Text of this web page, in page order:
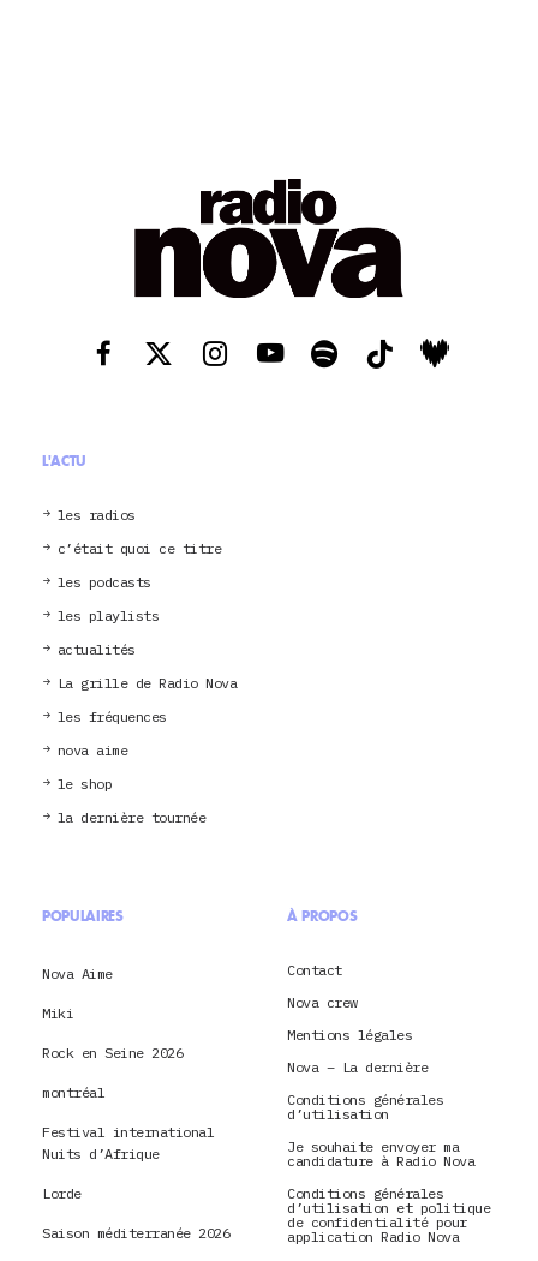
L'ACTU
les radios
c’était quoi ce titre
les podcasts
les playlists
actualités
La grille de Radio Nova
les fréquences
nova aime
le shop
la dernière tournée
POPULAIRES
Nova Aime
Miki
Rock en Seine 2026
montréal
Festival international
Nuits d’Afrique
Lorde
Saison méditerranée 2026
À PROPOS
Contact
Nova crew
Mentions légales
Nova – La dernière
Conditions générales
d’utilisation
Je souhaite envoyer ma
candidature à Radio Nova
Conditions générales
d’utilisation et politique
de confidentialité pour
application Radio Nova